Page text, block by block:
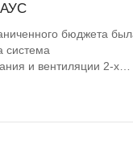
бюджета
система
и вентиляции 2-х
премиальным